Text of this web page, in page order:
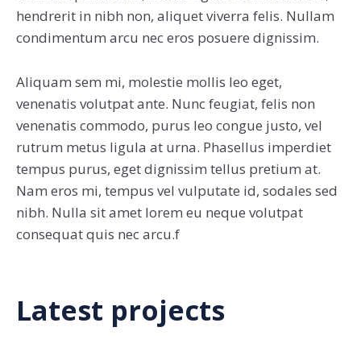
hendrerit in nibh non, aliquet viverra felis. Nullam
condimentum arcu nec eros posuere dignissim.
Aliquam sem mi, molestie mollis leo eget,
venenatis volutpat ante. Nunc feugiat, felis non
venenatis commodo, purus leo congue justo, vel
rutrum metus ligula at urna. Phasellus imperdiet
tempus purus, eget dignissim tellus pretium at.
Nam eros mi, tempus vel vulputate id, sodales sed
nibh. Nulla sit amet lorem eu neque volutpat
consequat quis nec arcu.f
Latest projects